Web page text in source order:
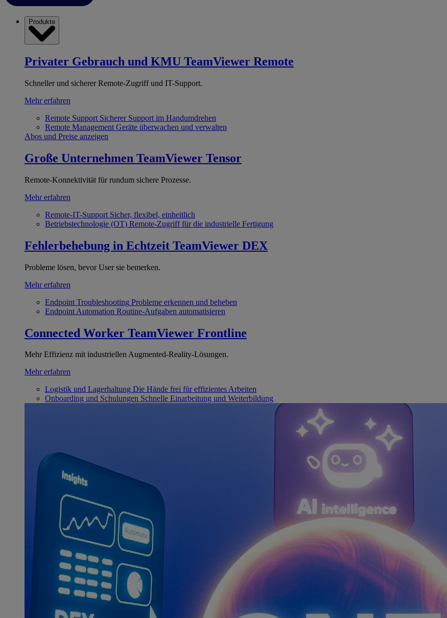
Produkte
Privater Gebrauch und KMU TeamViewer Remote
Schneller und sicherer Remote-Zugriff und IT-Support.
Mehr erfahren
Remote Support Sicherer Support im Handumdrehen
Remote Management Geräte überwachen und verwalten
Abos und Preise anzeigen
Große Unternehmen TeamViewer Tensor
Remote-Konnektivität für rundum sichere Prozesse.
Mehr erfahren
Remote-IT-Support Sicher, flexibel, einheitlich
Betriebstechnologie (OT) Remote-Zugriff für die industrielle Fertigung
Fehlerbehebung in Echtzeit TeamViewer DEX
Probleme lösen, bevor User sie bemerken.
Mehr erfahren
Endpoint Troubleshooting Probleme erkennen und beheben
Endpoint Automation Routine-Aufgaben automatisieren
Connected Worker TeamViewer Frontline
Mehr Effizienz mit industriellen Augmented-Reality-Lösungen.
Mehr erfahren
Logistik und Lagerhaltung Die Hände frei für effizientes Arbeiten
Onboarding und Schulungen Schnelle Einarbeitung und Weiterbildung